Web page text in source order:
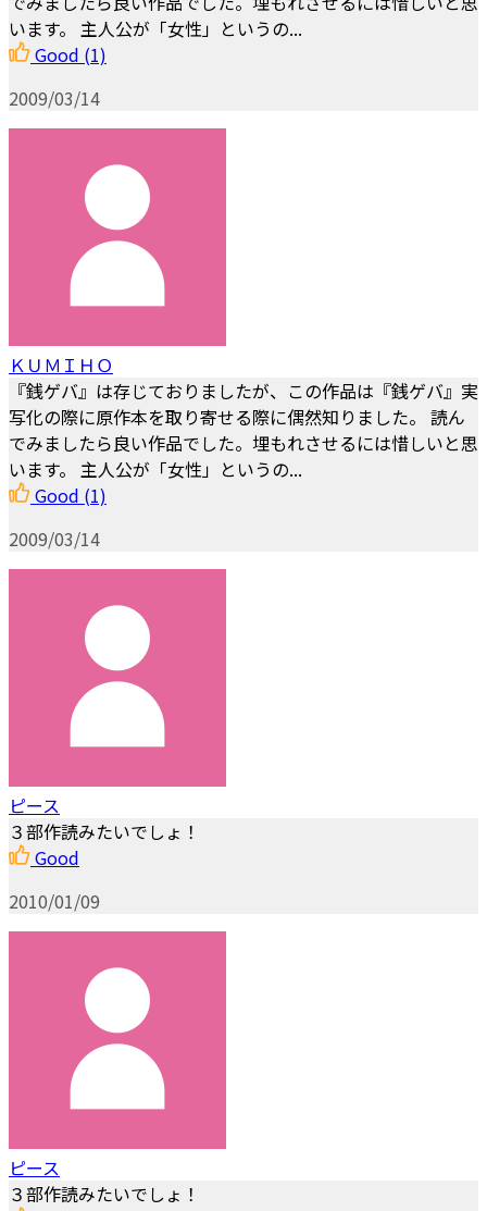
います。 主人公が「女性」というの...
Good (1)
2009/03/14
ＫＵＭＩＨＯ
『銭ゲバ』は存じておりましたが、この作品は『銭ゲバ』実
写化の際に原作本を取り寄せる際に偶然知りました。 読ん
でみましたら良い作品でした。埋もれさせるには惜しいと思
います。 主人公が「女性」というの...
Good (1)
2009/03/14
ピース
３部作読みたいでしょ！
Good
2010/01/09
ピース
３部作読みたいでしょ！